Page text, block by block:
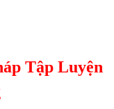
Tập Luyện